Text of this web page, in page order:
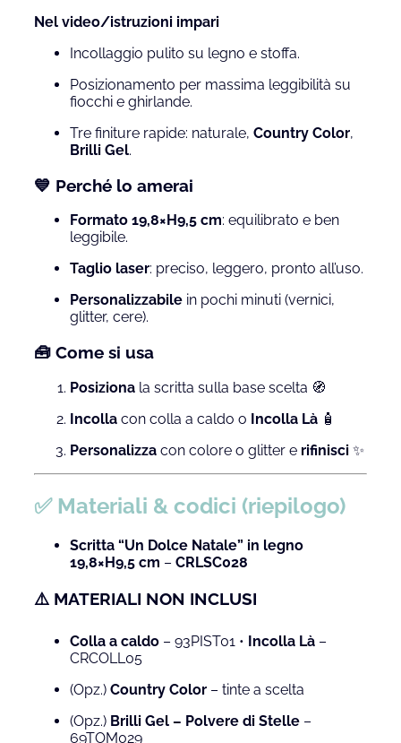
Nel video/istruzioni impari
Incollaggio pulito su legno e stoffa.
Posizionamento per massima leggibilità su
fiocchi e ghirlande.
Tre finiture rapide: naturale, Country Color,
Brilli Gel.
💙 Perché lo amerai
Formato 19,8×H9,5 cm: equilibrato e ben
leggibile.
Taglio laser: preciso, leggero, pronto all’uso.
Personalizzabile in pochi minuti (vernici,
glitter, cere).
🧰 Come si usa
Posiziona la scritta sulla base scelta 🧭
Incolla con colla a caldo o Incolla Là 🧴
Personalizza con colore o glitter e rifinisci ✨
✅ Materiali & codici (riepilogo)
Scritta “Un Dolce Natale” in legno
19,8×H9,5 cm – CRLSC028
⚠️ MATERIALI NON INCLUSI
Colla a caldo – 93PIST01 • Incolla Là –
CRCOLL05
(Opz.) Country Color – tinte a scelta
(Opz.) Brilli Gel – Polvere di Stelle –
69TOM029